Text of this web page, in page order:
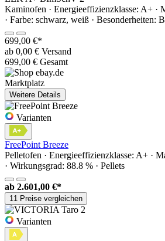
Kaminofen · Energieeffizienzklasse: A+ ·
· Farbe: schwarz, weiß · Besonderheiten:
699,00 €*
ab 0,00 € Versand
699,00 € Gesamt
Marktplatz
Weitere Details
Varianten
FreePoint Breeze
Pelletofen · Energieeffizienzklasse: A+ ·
· Wirkungsgrad: 88.8 % · Pellets
ab 2.601,00 €*
11 Preise vergleichen
Varianten